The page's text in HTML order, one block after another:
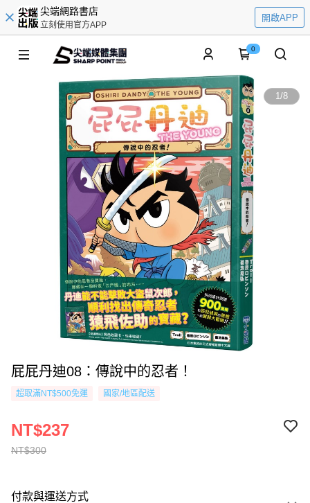
尖端網路書店
立刻使用官方APP
開啟APP
0
1/8
屁屁丹迪08：傳說中的忍者！
超取滿NT$500免運 國家/地區配送
NT$300
NT$237
付款與運送方式